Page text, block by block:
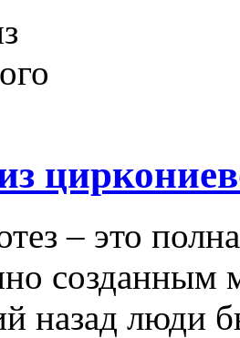
– это
созданным
назад люди